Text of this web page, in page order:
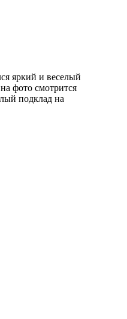
яркий и веселый
фото смотрится
подклад на